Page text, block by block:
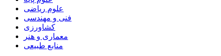
علوم ریاضی
فنی و مهندسی
کشاورزی
معماری و هنر
منابع طبیعی